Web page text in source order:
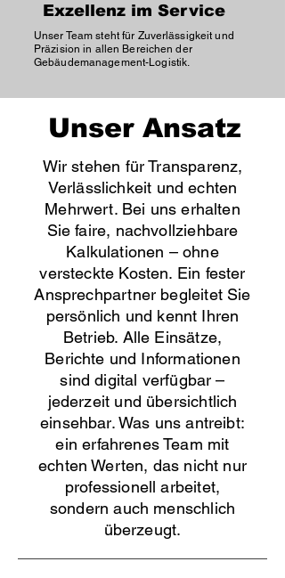
Exzellenz im Service
Unser Team steht für Zuverlässigkeit und
Präzision in allen Bereichen der
Gebäudemanagement-Logistik.
Unser Ansatz
Wir stehen für Transparenz,
Verlässlichkeit und echten
Mehrwert. Bei uns erhalten
Sie faire, nachvollziehbare
Kalkulationen – ohne
versteckte Kosten. Ein fester
Ansprechpartner begleitet Sie
persönlich und kennt Ihren
Betrieb. Alle Einsätze,
Berichte und Informationen
sind digital verfügbar –
jederzeit und übersichtlich
einsehbar. Was uns antreibt:
ein erfahrenes Team mit
echten Werten, das nicht nur
professionell arbeitet,
sondern auch menschlich
überzeugt.